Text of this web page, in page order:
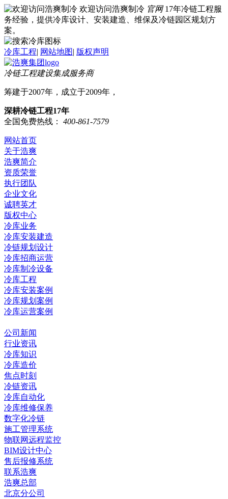
欢迎访问浩爽制冷 官网 17年冷链工程服
务经验，提供冷库设计、安装建造、维保及冷链园区规划方
案。
冷库工程| 网站地图| 版权声明
冷链工程建设集成服务商
筹建于2007年，成立于2009年，
深耕冷链工程17年
全国免费热线：
400-861-7579
网站首页
关于浩爽
浩爽简介
资质荣誉
执行团队
企业文化
诚聘英才
版权中心
冷库业务
冷库安装建造
冷链规划设计
冷库招商运营
冷库制冷设备
冷库工程
冷库安装案例
冷库规划案例
冷库运营案例
公司新闻
行业资讯
冷库知识
冷库造价
焦点时刻
冷链资讯
冷库自动化
冷库维修保养
数字化冷链
施工管理系统
物联网远程监控
BIM设计中心
售后报修系统
联系浩爽
浩爽总部
北京分公司